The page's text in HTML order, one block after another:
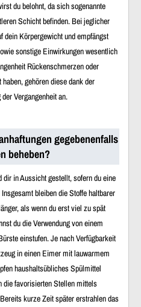
du belohnt, da sich sogenannte
Schicht befinden. Bei jeglicher
dein Körpergewicht und empfängst
sonstige Einwirkungen wesentlich
Rückenschmerzen oder
gehören diese dank der
Vergangenheit an.
gegebenenfalls
beheben?
in Aussicht gestellt, sofern du eine
bleiben die Stoffe haltbarer
als wenn du erst viel zu spät
du die Verwendung von einem
einstufen. Je nach Verfügbarkeit
in einen Eimer mit lauwarmem
haushaltsübliches Spülmittel
die favorisierten Stellen mittels
kurze Zeit später erstrahlen das